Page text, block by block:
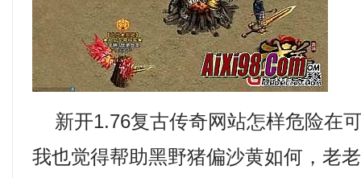
新开1.76复古传奇网站怎样危险在
我也觉得帮助黑野猪偏沙黄如何，老